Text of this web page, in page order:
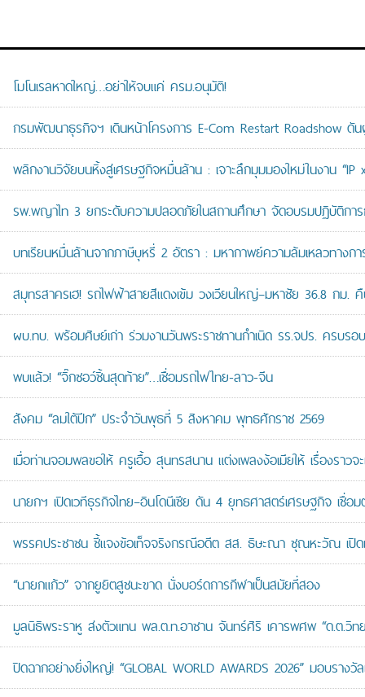
โมโนเรลหาดใหญ่…อย่าให้จบแค่ ครม.อนุมัติ!
กรมพัฒนาธุรกิจฯ เดินหน้าโครงการ E-Com Restart Roadshow ดั
พลิกงานวิจัยบนหิ้งสู่เศรษฐกิจหมื่นล้าน : เจาะลึกมุมมองใหม่ในงาน “IP
รพ.พญาไท 3 ยกระดับความปลอดภัยในสถานศึกษา จัดอบรมปฏิบัติกา
บทเรียนหมื่นล้านจากภาษีบุหรี่ 2 อัตรา : มหากาพย์ความล้มเหลวทางก
สมุทรสาครเฮ! รถไฟฟ้าสายสีแดงเข้ม วงเวียนใหญ่–มหาชัย 36.8 ก
ผบ.ทบ. พร้อมศิษย์เก่า ร่วมงานวันพระราชทานกำเนิด รร.จปร. ครบ
พบแล้ว! “จิ๊กซอว์ชิ้นสุดท้าย”…เชื่อมรถไฟไทย-ลาว-จีน
สังคม “ลมใต้ปีก” ประจำวันพุธที่ 5 สิงหาคม พุทธศักราช 2569
เมื่อท่านจอมพลขอให้ ครูเอื้อ สุนทรสนาน แต่งเพลงง้อเมียให้ เรื่องราวจะ
นายกฯ เปิดเวทีธุรกิจไทย–อินโดนีเซีย ดัน 4 ยุทธศาสตร์เศรษฐกิจ เ
พรรคประชาชน ชี้แจงข้อเท็จจริงกรณีอดีต สส. ธิษะณา ชุณหะวัณ เปิด
“นายกแก้ว” จากยูยิตสูชนะขาด นั่งบอร์ดการกีฬาเป็นสมัยที่สอง
มูลนิธิพระราหู ส่งตัวแทน พล.ต.ท.อาชาน จันทร์ศิริ เคารพศพ “ด.ต.วิท
ปิดฉากอย่างยิ่งใหญ่! “GLOBAL WORLD AWARDS 2026” มอบรา